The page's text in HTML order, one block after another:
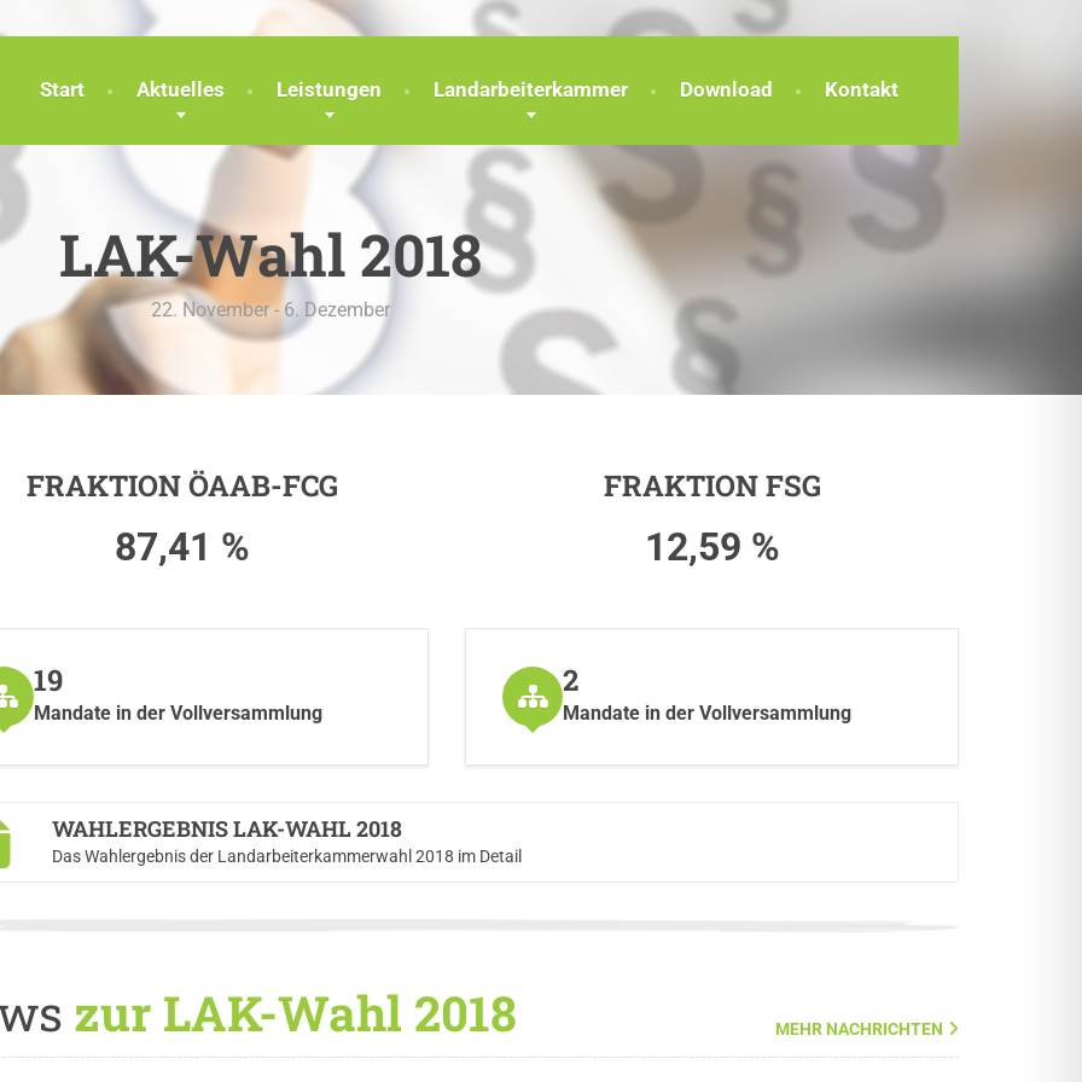
Start Aktuelles Leistungen Landarbeiterkammer Download Kontakt
LAK-Wahl 2018
22. November - 6. Dezember
FRAKTION ÖAAB-FCG
87,41 %
19
Mandate in der Vollversammlung
FRAKTION FSG
12,59 %
2
Mandate in der Vollversammlung
WAHLERGEBNIS LAK-WAHL 2018
Das Wahlergebnis der Landarbeiterkammerwahl 2018 im Detail
zur LAK-Wahl 2018 MEHR NACHRICHTEN